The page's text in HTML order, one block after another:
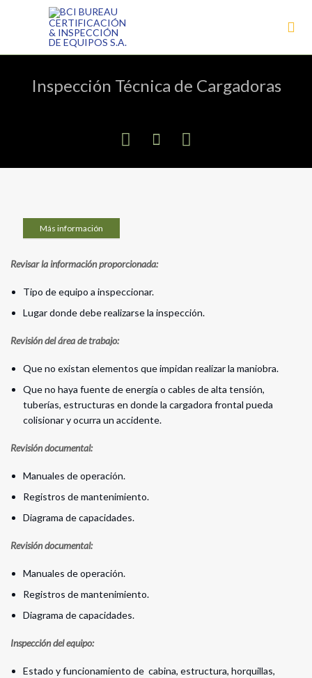

Inspección Técnica de Cargadoras
  
Más información
Revisar la información proporcionada:
Tipo de equipo a inspeccionar.
Lugar donde debe realizarse la inspección.
Revisión del área de trabajo:
Que no existan elementos que impidan realizar la maniobra.
Que no haya fuente de energía o cables de alta tensión,
tuberías, estructuras en donde la cargadora frontal pueda
colisionar y ocurra un accidente.
Revisión documental:
Manuales de operación.
Registros de mantenimiento.
Diagrama de capacidades.
Revisión documental:
Manuales de operación.
Registros de mantenimiento.
Diagrama de capacidades.
Inspección del equipo:
Estado y funcionamiento de cabina, estructura, horquillas,